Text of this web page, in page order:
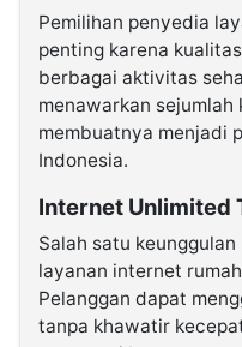
Pemilihan penyedia
penting karena
berbagai aktivitas
menawarkan sejumlah
membuatnya menjadi
Indonesia.
Internet Unlimited
Salah satu
layanan internet
Pelanggan dapat
tanpa khawatir